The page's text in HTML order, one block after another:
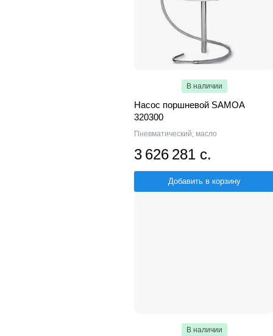
В наличии
Насос поршневой SAMOA
320300
Пневматический; масло
3 626 281 с.
Добавить в корзину
В наличии